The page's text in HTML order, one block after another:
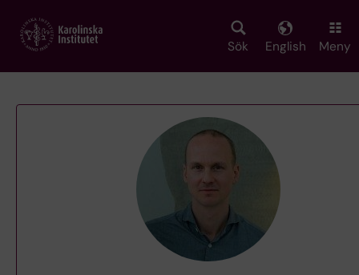
main
Sök English Meny